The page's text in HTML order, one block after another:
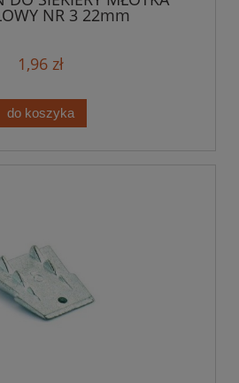
NR 3 22mm
1,96 zł
do koszyka